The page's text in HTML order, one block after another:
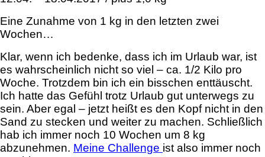
Eine Zunahme von 1 kg in den letzten zwei
Wochen…
Klar, wenn ich bedenke, dass ich im Urlaub war, ist
es wahrscheinlich nicht so viel – ca. 1/2 Kilo pro
Woche. Trotzdem bin ich ein bisschen enttäuscht.
Ich hatte das Gefühl trotz Urlaub gut unterwegs zu
sein. Aber egal – jetzt heißt es den Kopf nicht in den
Sand zu stecken und weiter zu machen. Schließlich
hab ich immer noch 10 Wochen um 8 kg
abzunehmen. Meine Challenge ist also immer noch